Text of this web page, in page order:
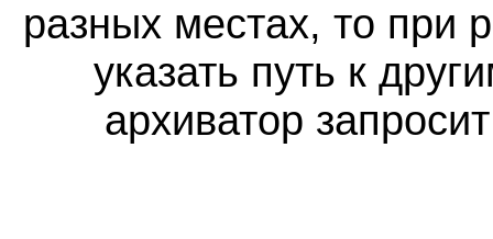
разных местах, то при
указать путь к
архиватор